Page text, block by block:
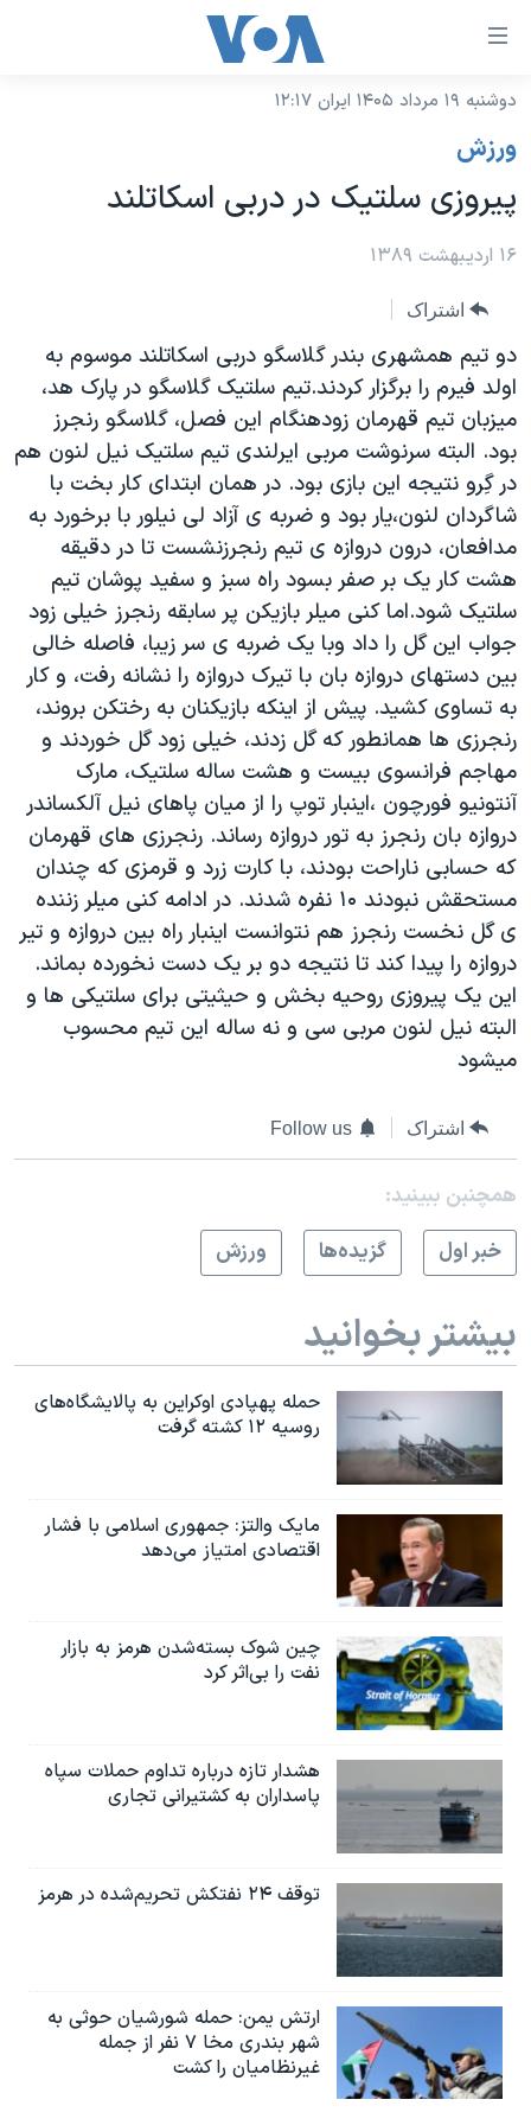
لینکهای
دسترسی
جهش
محتوای
جهش
اصلی
جهش
به
جستجو
نسخه سبک وب‌سایت
موضوع ها
ایران
آمریکا
ورزشی
گزیده‌ها
ویژه برنامه‌ها
ویدیوها
فرهنگ و زندگی
حقوق شهروندی
اقتصادی
علم و فناوری
اسرائیل در جنگ
گالری عکس
آرشیو پخش زنده
برنامه های تلویزیونی
جدول برنامه ها
صفحه‌های ویژه
جام جهانی ۲۰۲۶
عملیات خشم حماسی
بایگانی برنامه‌های تلویزیونی
مستندها
انتخابات ریاست جمهوری آمریکا ۲۰۲۴
حمله جمهوری اسلامی به اسرائیل
رمز مهسا
ورزش زنان در ایران
اعتراضات زن، زندگی، آزادی
مجموعه مستندهای دادخواهی
تریبونال مردمی آبان ۹۸
دادگاه حمید نوری
چهل سال گروگان‌گیری
قانون شفافیت دارائی کادر رهبری ایران
اعتراضات مردمی آبان ۹۸
اسرائیل در جنگ
صفحه‌های ویژه
سفر پرزیدنت ترامپ به چین
فرکانس‌های صدای آمریکا
پخش رادیویی
یادگیری زبان انگلیسی
دنبال کنید
زبانهای مختلف
دوشنبه ۱۹ مرداد ۱۴۰۵ ایران ۱۲:۱۷
ورزش
پیروزی سلتیک در دربی اسکاتلند
۱۶ اردیبهشت ۱۳۸۹
اشتراک
دو تیم همشهری بندر گلاسگو دربی اسکاتلند موسوم به
اولد فیرم را برگزار کردند.تیم سلتیک گلاسگو در پارک هد،
میزبان تیم قهرمان زودهنگام این فصل، گلاسگو رنجرز
بود. البته سرنوشت مربی ایرلندی تیم سلتیک نیل لنون هم
در گِرو نتیجه این بازی بود. در همان ابتدای کار بخت با
شاگردان لنون،یار بود و ضربه ی آزاد لی نیلور با برخورد به
مدافعان، درون دروازه ی تیم رنجرزنشست تا در دقیقه
هشت کار یک بر صفر بسود راه سبز و سفید پوشان تیم
سلتیک شود.اما کنی میلر بازیکن پر سابقه رنجرز خیلی زود
جواب این گل را داد وبا یک ضربه ی سر زیبا، فاصله خالی
بین دستهای دروازه بان با تیرک دروازه را نشانه رفت، و کار
به تساوی کشید. پیش از اینکه بازیکنان به رختکن بروند،
رنجرزی ها همانطور که گل زدند، خیلی زود گل خوردند و
مهاجم فرانسوی بیست و هشت ساله سلتیک، مارک
آنتونیو فورچون ،اینبار توپ را از میان پاهای نیل آلکساندر
دروازه بان رنجرز به تور دروازه رساند. رنجرزی های قهرمان
که حسابی ناراحت بودند، با کارت زرد و قرمزی که چندان
مستحقش نبودند ۱۰ نفره شدند. در ادامه کنی میلر زننده
ی گل نخست رنجرز هم نتوانست اینبار راه بین دروازه و تیر
دروازه را پیدا کند تا نتیجه دو بر یک دست نخورده بماند.
این یک پیروزی روحیه بخش و حیثیتی برای سلتیکی ها و
البته نیل لنون مربی سی و نه ساله این تیم محسوب
میشود
اشتراک Follow us
همچنبن ببینید:
خبر اول
گزيده‌ها ورزش
بیشتر بخوانید
حمله پهپادی اوکراین به پالایشگاه‌های
روسیه ۱۲ کشته گرفت
مایک والتز: جمهوری اسلامی با فشار
اقتصادی امتیاز می‌دهد
چین شوک بسته‌شدن هرمز به بازار
نفت را بی‌اثر کرد
هشدار تازه درباره تداوم حملات سپاه
پاسداران به کشتیرانی تجاری
توقف ۲۴ نفتکش تحریم‌شده در هرمز
ارتش یمن: حمله شورشیان حوثی به
شهر بندری مخا ۷ نفر از جمله
غیرنظامیان را کشت